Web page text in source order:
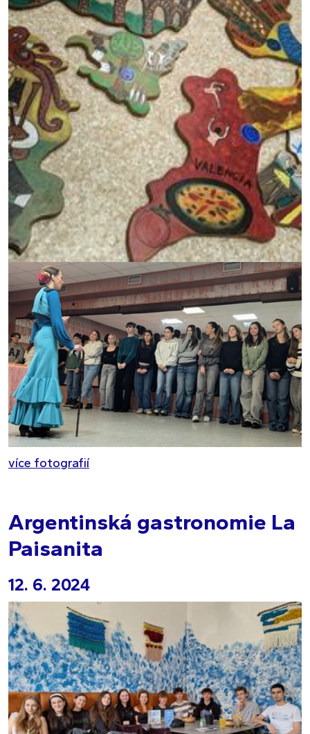
více fotografií
Argentinská gastronomie La
Paisanita
12. 6. 2024